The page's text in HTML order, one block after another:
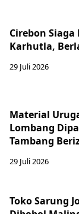
Cirebon
Karhutla,
29 Juli 2026
Material
Lombang
Tambang
29 Juli 2026
Toko Sarung